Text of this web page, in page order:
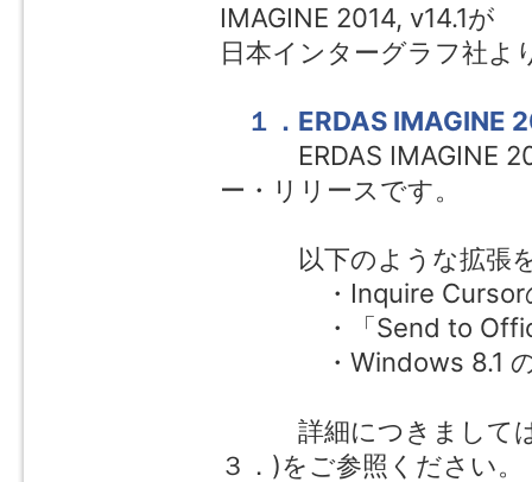
IMAGINE 2014, v14.1が
日本インターグラフ社よ
１．ERDAS IMAGINE
ERDAS IMAGINE
ー・リリースです。
以下のような拡張を
・Inquire Cursor
・「Send to Office
・Windows 8.1 の
詳細につきましては
３．)をご参照ください。